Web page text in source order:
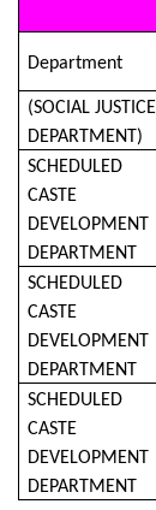
Department
(SOCIAL JUSTICE
DEPARTMENT)
SCHEDULED
CASTE
DEVELOPMENT
DEPARTMENT
SCHEDULED
CASTE
DEVELOPMENT
DEPARTMENT
SCHEDULED
CASTE
DEVELOPMENT
DEPARTMENT